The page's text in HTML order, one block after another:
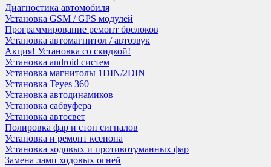
Диагностика автомобиля
Установка GSM / GPS модулей
Программирование ремонт брелоков
Установка автомагнитол / автозвук
Акция! Установка со скидкой!
Установка android систем
Установка магнитолы 1DIN/2DIN
Установка Teyes 360
Установка автодинамиков
Установка сабвуфера
Установка автосвет
Полировка фар и стоп сигналов
Установка и ремонт ксенона
Установка ходовых и противотуманных фар
Замена ламп ходовых огней